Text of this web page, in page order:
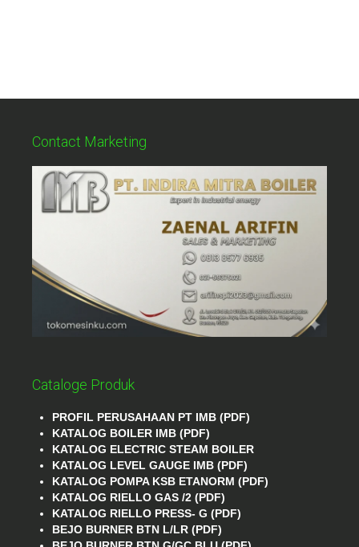
Contact Marketing
Cataloge Produk
PROFIL PERUSAHAAN PT IMB (PDF)
KATALOG BOILER IMB (PDF)
KATALOG ELECTRIC STEAM BOILER
KATALOG LEVEL GAUGE IMB (PDF)
KATALOG POMPA KSB ETANORM (PDF)
KATALOG RIELLO GAS /2 (PDF)
KATALOG RIELLO PRESS- G (PDF)
BEJO BURNER BTN L/LR (PDF)